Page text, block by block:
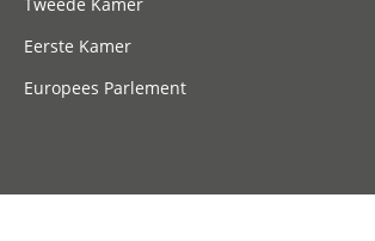
Eerste Kamer
Europees Parlement